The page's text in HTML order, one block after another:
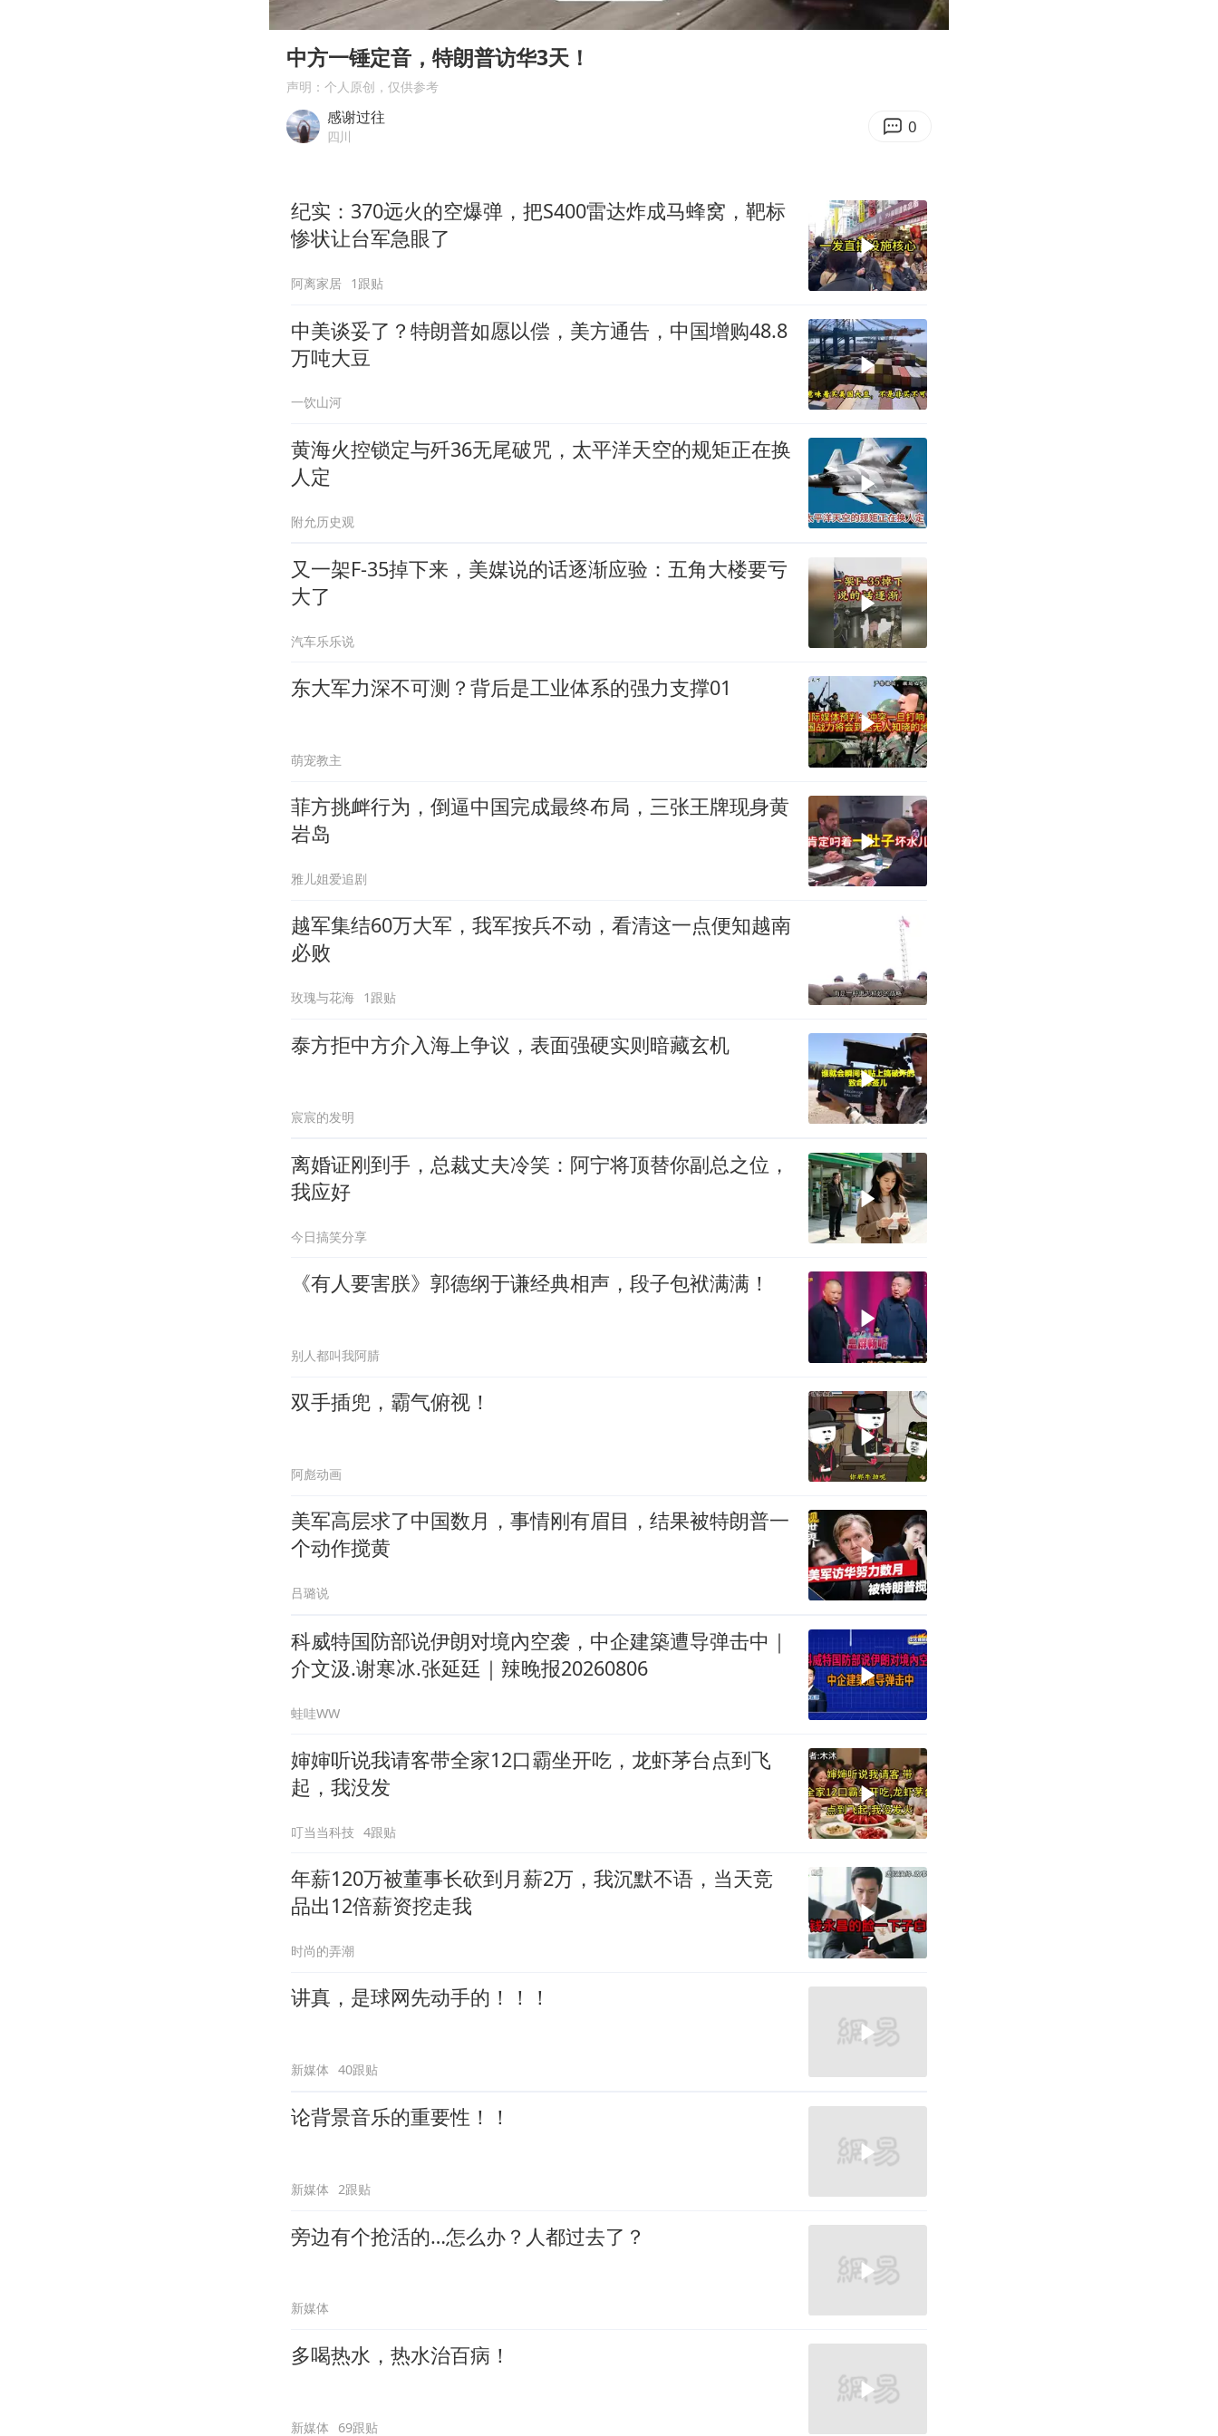
浙江台州《告全体市民书》
“不怕六爷挂得多 就怕六爷挂一颗”
梁家辉：到内地拍戏不是北上是回归
人民的健康、体质、幸福一脉相承
Play
Enter
中方一锤定音，特朗普访华3天！
声明：个人原创，仅供参考
感谢过往
四川 0
纪实：370远火的空爆弹，把S400雷达炸成马蜂窝，靶标
惨状让台军急眼了
阿离家居 1跟贴
中美谈妥了？特朗普如愿以偿，美方通告，中国增购48.8
万吨大豆
一饮山河
黄海火控锁定与歼36无尾破咒，太平洋天空的规矩正在换
人定
附允历史观
又一架F-35掉下来，美媒说的话逐渐应验：五角大楼要亏
大了
汽车乐乐说
东大军力深不可测？背后是工业体系的强力支撑01
萌宠教主
菲方挑衅行为，倒逼中国完成最终布局，三张王牌现身黄
岩岛
雅儿姐爱追剧
越军集结60万大军，我军按兵不动，看清这一点便知越南
必败
玫瑰与花海 1跟贴
泰方拒中方介入海上争议，表面强硬实则暗藏玄机
宸宸的发明
离婚证刚到手，总裁丈夫冷笑：阿宁将顶替你副总之位，
我应好
今日搞笑分享
《有人要害朕》郭德纲于谦经典相声，段子包袱满满！
别人都叫我阿腈
双手插兜，霸气俯视！
阿彪动画
美军高层求了中国数月，事情刚有眉目，结果被特朗普一
个动作搅黄
吕璐说
科威特国防部说伊朗对境內空袭，中企建築遭导弹击中｜
介文汲.谢寒冰.张延廷｜辣晚报20260806
蛙哇WW
婶婶听说我请客带全家12口霸坐开吃，龙虾茅台点到飞
起，我没发
叮当当科技 4跟贴
年薪120万被董事长砍到月薪2万，我沉默不语，当天竞
品出12倍薪资挖走我
时尚的弄潮
讲真，是球网先动手的！！！
新媒体 40跟贴
论背景音乐的重要性！！
新媒体 2跟贴
旁边有个抢活的…怎么办？人都过去了？
新媒体
多喝热水，热水治百病！
新媒体 69跟贴